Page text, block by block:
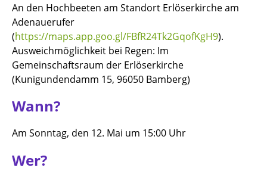
An den Hochbeeten am Standort Erlöserkirche am
Adenauerufer
(https://maps.app.goo.gl/FBfR24Tk2GqofKgH9).
Ausweichmöglichkeit bei Regen: Im
Gemeinschaftsraum der Erlöserkirche
(Kunigundendamm 15, 96050 Bamberg)
Wann?
Am Sonntag, den 12. Mai um 15:00 Uhr
Wer?